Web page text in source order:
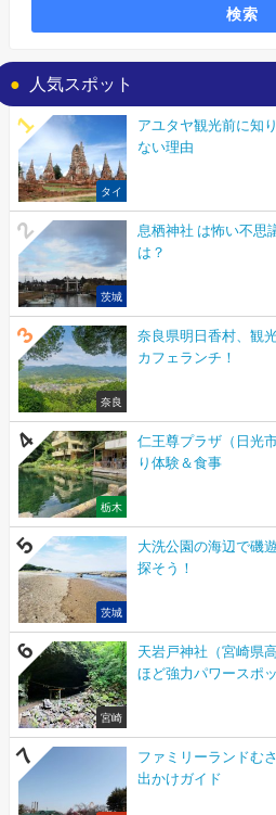
検索
人気スポット
タイ
アユタヤ観光前に知
ない理由
茨城
息栖神社 は怖い不思
は？
奈良
奈良県明日香村、観
カフェランチ！
栃木
仁王尊プラザ（日光
り体験＆食事
茨城
大洗公園の海辺で磯
探そう！
宮崎
天岩戸神社（宮崎県
ほど強力パワースポ
ファミリーランドむ
出かけガイド